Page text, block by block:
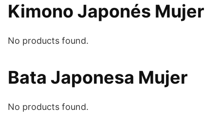
Kimono Japonés Mujer
No products found.
Bata Japonesa Mujer
No products found.